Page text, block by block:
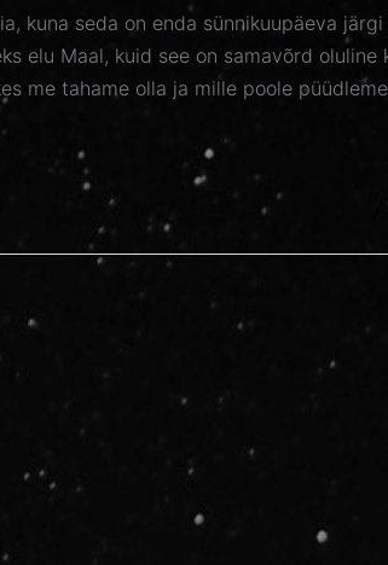
kuna seda on enda sünnikuupäeva järgi
elu Maal, kuid see on samavõrd oluline
me tahame olla ja mille poole